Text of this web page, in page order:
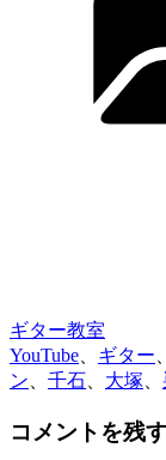
ギター教室
YouTube ギター
ン
千石 大塚
コメントを残